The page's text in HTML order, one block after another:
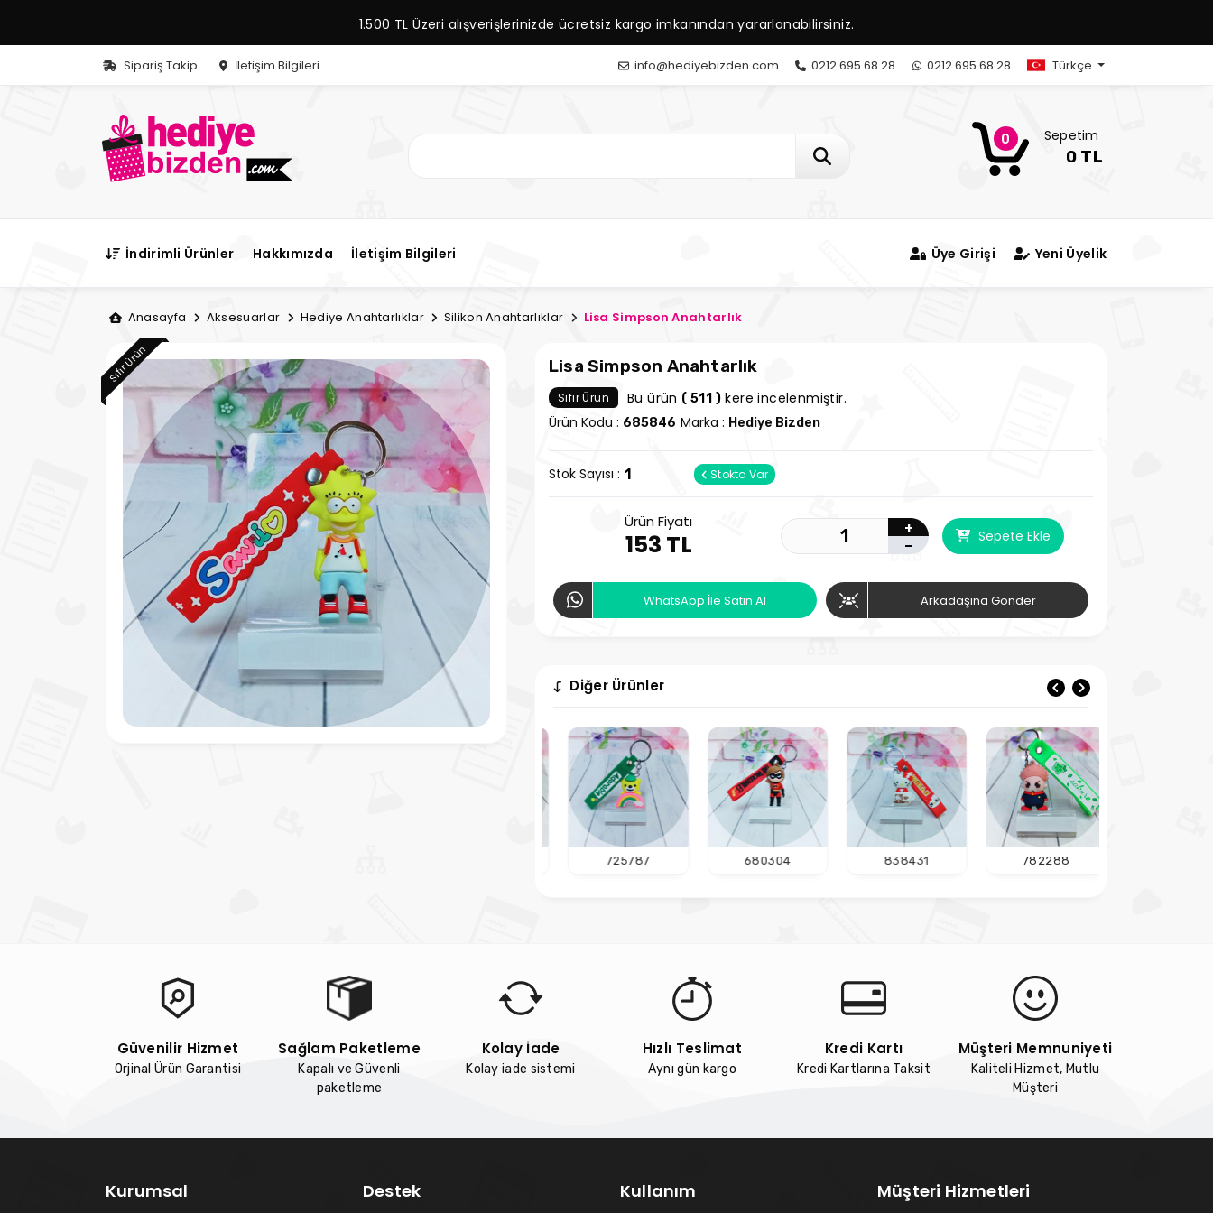
1.500 TL Üzeri alışverişlerinizde ücretsiz kargo imkanından yararlanabilirsiniz.
Sipariş Takip İletişim Bilgileri info@hediyebizden.com 0212 695 68 28 0212 695 68 28 Türkçe
0 Sepetim
0 TL
İndirimli Ürünler Hakkımızda İletişim Bilgileri Üye Girişi Yeni Üyelik
Anasayfa Aksesuarlar Hediye Anahtarlıklar Silikon Anahtarlıklar Lisa Simpson Anahtarlık
Sıfır Ürün Lisa Simpson Anahtarlık
Sıfır Ürün Bu ürün ( 511 ) kere incelenmiştir.
Ürün Kodu : 685846 Marka : Hediye Bizden
Stok Sayısı : 1 Stokta Var
Ürün Fiyatı
153 TL
+
-
Sepete Ekle
WhatsApp İle Satın Al Arkadaşına Gönder
Diğer Ürünler
725787 680304 838431 782288
Güvenilir Hizmet
Orjinal Ürün Garantisi
Sağlam Paketleme
Kapalı ve Güvenli
paketleme
Kolay İade
Kolay iade sistemi
Hızlı Teslimat
Aynı gün kargo
Kredi Kartı
Kredi Kartlarına Taksit
Müşteri Memnuniyeti
Kaliteli Hizmet, Mutlu
Müşteri
Kurumsal Destek Kullanım Müşteri Hizmetleri